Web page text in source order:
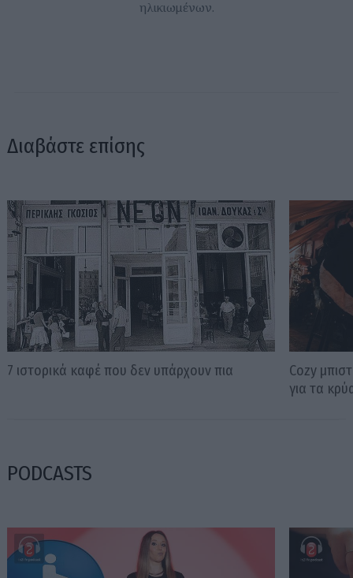
ηλικιωμένων.
Διαβάστε επίσης
7 ιστορικά καφέ που δεν υπάρχουν πια
Cozy
για τα
PODCASTS